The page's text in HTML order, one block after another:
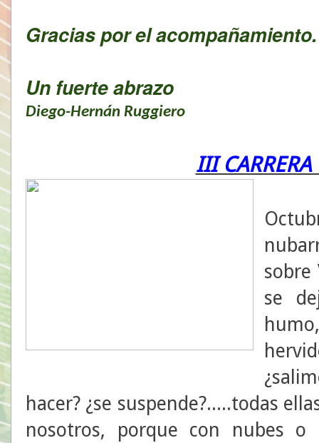
Gracias por el acompañamiento.
Un fuerte abrazo
Diego-Hernán Ruggiero
III
se
hacer? ¿se suspende?.....todas
nosotros, porque con nubes